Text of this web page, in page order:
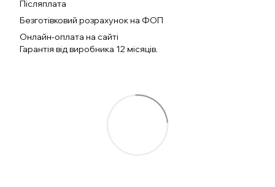
Післяплата
Безготівковий розрахунок на ФОП
Онлайн-оплата на сайті
Гарантія від виробника 12 місяців.